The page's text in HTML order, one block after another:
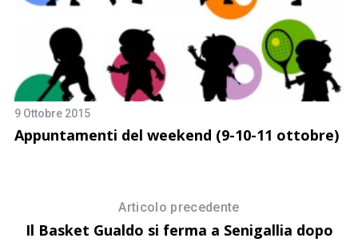
9 Ottobre 2015
Appuntamenti del weekend (9-10-11 ottobre)
Articolo precedente
Il Basket Gualdo si ferma a Senigallia dopo